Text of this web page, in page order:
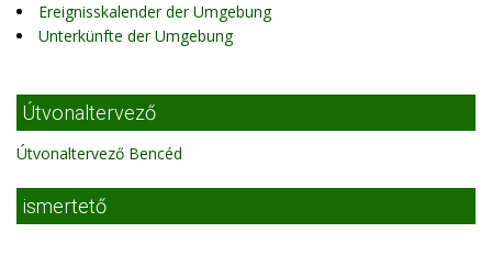
Ereignisskalender der Umgebung
Unterkünfte der Umgebung
Útvonaltervező
Útvonaltervező Bencéd
ismertető